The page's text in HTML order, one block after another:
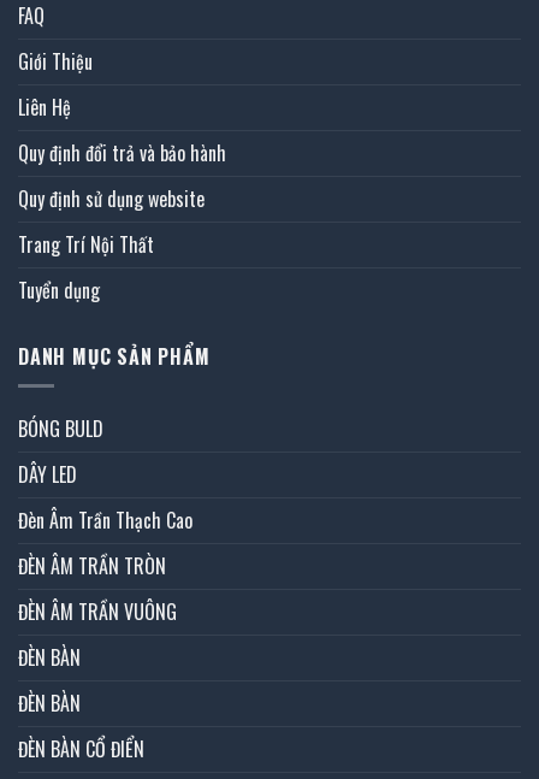
FAQ
Giới Thiệu
Liên Hệ
Quy định đổi trả và bảo hành
Quy định sử dụng website
Trang Trí Nội Thất
Tuyển dụng
DANH MỤC SẢN PHẨM
BÓNG BULD
DÂY LED
Đèn Âm Trần Thạch Cao
ĐÈN ÂM TRẦN TRÒN
ĐÈN ÂM TRẦN VUÔNG
ĐÈN BÀN
ĐÈN BÀN
ĐÈN BÀN CỔ ĐIỂN